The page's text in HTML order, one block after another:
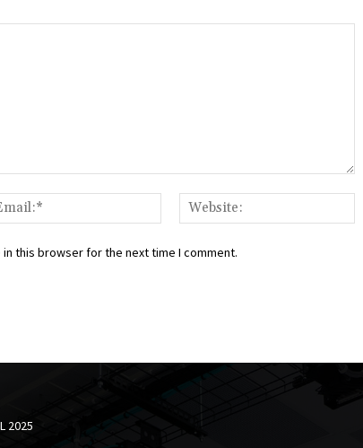
Email:*
this browser for the next time I comment.
2025